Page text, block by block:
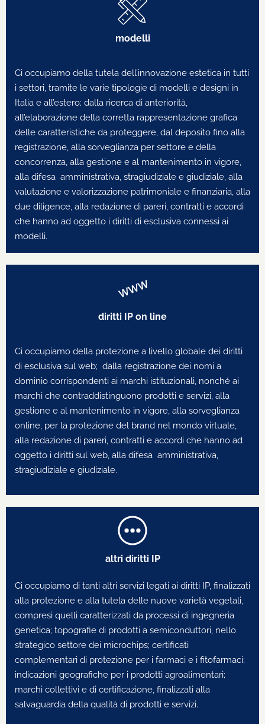
modelli
Ci occupiamo della tutela dell’innovazione estetica in tutti
i settori, tramite le varie tipologie di modelli e designi in
Italia e all’estero; dalla ricerca di anteriorità,
all’elaborazione della corretta rappresentazione grafica
delle caratteristiche da proteggere, dal deposito fino alla
registrazione, alla sorveglianza per settore e della
concorrenza, alla gestione e al mantenimento in vigore,
alla difesa amministrativa, stragiudiziale e giudiziale, alla
valutazione e valorizzazione patrimoniale e finanziaria, alla
due diligence, alla redazione di pareri, contratti e accordi
che hanno ad oggetto i diritti di esclusiva connessi ai
modelli.
diritti IP on line
Ci occupiamo della protezione a livello globale dei diritti
di esclusiva sul web; dalla registrazione dei nomi a
dominio corrispondenti ai marchi istituzionali, nonché ai
marchi che contraddistinguono prodotti e servizi, alla
gestione e al mantenimento in vigore, alla sorveglianza
online, per la protezione del brand nel mondo virtuale,
alla redazione di pareri, contratti e accordi che hanno ad
oggetto i diritti sul web, alla difesa amministrativa,
stragiudiziale e giudiziale.
altri diritti IP
Ci occupiamo di tanti altri servizi legati ai diritti IP, finalizzati
alla protezione e alla tutela delle nuove varietà vegetali,
compresi quelli caratterizzati da processi di ingegneria
genetica; topografie di prodotti a semiconduttori, nello
strategico settore dei microchips; certificati
complementari di protezione per i farmaci e i fitofarmaci;
indicazioni geografiche per i prodotti agroalimentari;
marchi collettivi e di certificazione, finalizzati alla
salvaguardia della qualità di prodotti e servizi.